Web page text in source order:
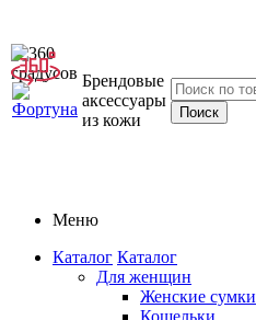
Брендовые
аксессуары
из кожи
Меню
Каталог Каталог
Для женщин
Женские сумки
Кошельки